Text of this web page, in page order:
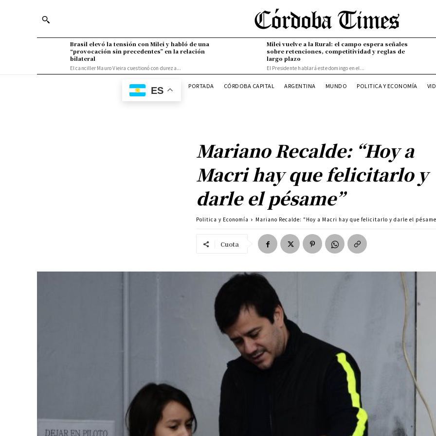
Brasil elevó la tensión con Milei y habló de una
“provocación sin precedentes” en la relación
bilateral
El canciller Mauro Vieira cuestionó con dureza...
Milei vuelve a la Rural: el campo espera señales
sobre retenciones, competitividad y reglas de
largo plazo
El Presidente hablará este domingo en el...
ES PORTADA CÓRDOBA CAPITAL ARGENTINA MUNDO POLITICA Y ECONOMÍA
Mariano Recalde: “Hoy a
Macri hay que felicitarlo y
darle el pésame”
Politica y Economía Mariano Recalde: "Hoy a Macri hay que felicitarlo y darle el
Cuota